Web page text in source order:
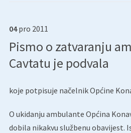
04 pro 2011
Pismo o zatvaranju
Cavtatu je podvala
koje potpisuje načelnik Općine
O ukidanju ambulante Općina
dobila nikakvu službenu obavijest.